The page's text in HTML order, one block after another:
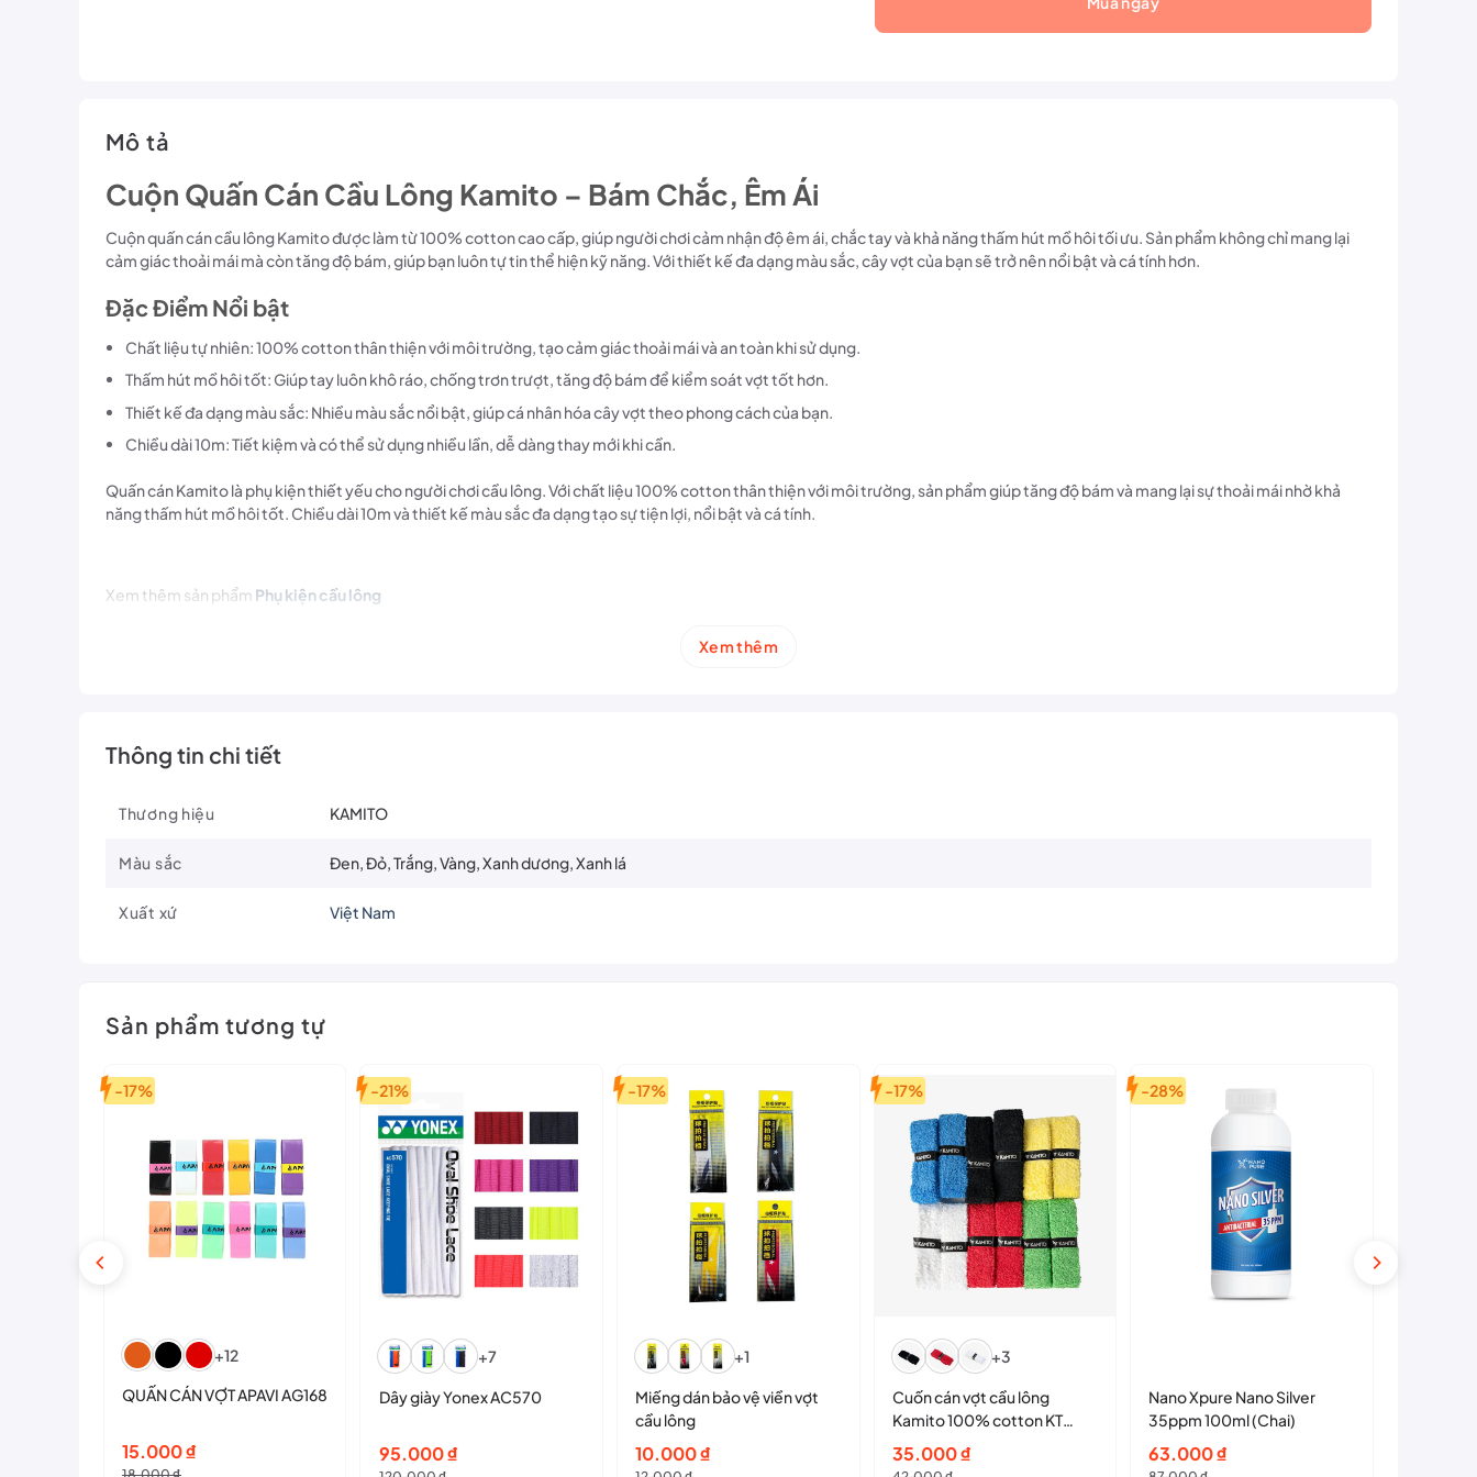
Mô tả
Cuộn Quấn Cán Cầu Lông Kamito – Bám Chắc, Êm Ái
Cuộn quấn cán cầu lông Kamito được làm từ 100% cotton cao cấp, giúp người chơi cảm nhận độ êm ái, chắc tay và khả năng thấm hút mồ hôi tối ưu. Sản phẩm không chỉ mang lại
cảm giác thoải mái mà còn tăng độ bám, giúp bạn luôn tự tin thể hiện kỹ năng. Với thiết kế đa dạng màu sắc, cây vợt của bạn sẽ trở nên nổi bật và cá tính hơn.
Đặc Điểm Nổi bật
Chất liệu tự nhiên: 100% cotton thân thiện với môi trường, tạo cảm giác thoải mái và an toàn khi sử dụng.
Thấm hút mồ hôi tốt: Giúp tay luôn khô ráo, chống trơn trượt, tăng độ bám để kiểm soát vợt tốt hơn.
Thiết kế đa dạng màu sắc: Nhiều màu sắc nổi bật, giúp cá nhân hóa cây vợt theo phong cách của bạn.
Chiều dài 10m: Tiết kiệm và có thể sử dụng nhiều lần, dễ dàng thay mới khi cần.
Quấn cán Kamito là phụ kiện thiết yếu cho người chơi cầu lông. Với chất liệu 100% cotton thân thiện với môi trường, sản phẩm giúp tăng độ bám và mang lại sự thoải mái nhờ khả
năng thấm hút mồ hôi tốt. Chiều dài 10m và thiết kế màu sắc đa dạng tạo sự tiện lợi, nổi bật và cá tính.
Xem thêm sản phẩm Phụ kiện cầu lông
Xem thêm
Thông tin chi tiết
Thương hiệu KAMITO
Màu sắc Đen, Đỏ, Trắng, Vàng, Xanh dương, Xanh lá
Xuất xứ Việt Nam
Sản phẩm tương tự
-17%
+12
QUẤN CÁN VỢT APAVI AG168
Giá
15.000₫
Giá
-21%
+7
Dây giày Yonex AC570
Giá
95.000₫
Giá
-17%
+1
Miếng dán bảo vệ viền vợt
cầu lông
Giá
10.000₫
Giá
-17%
+3
Cuốn cán vợt cầu lông
Kamito 100% cotton KT
3*70CM
Giá
35.000₫
Giá
-28%
Nano Xpure Nano Silver
35ppm 100ml (Chai)
Giá
63.000₫
Giá